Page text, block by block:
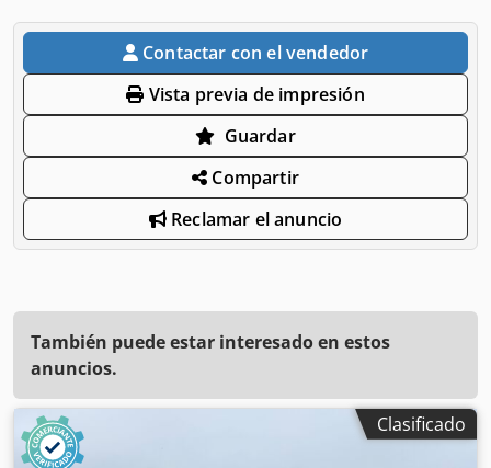
Contactar con el vendedor
Vista previa de impresión
Guardar
Compartir
Reclamar el anuncio
También puede estar interesado en estos
anuncios.
Clasificado